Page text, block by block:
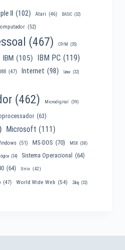
II (102) Atari (46) BASIC (32)
(52)
(467) CP/M (35)
IBM (105) IBM PC (119)
(47) Internet (98) Linux (32)
(462) Microdigital (39)
(63)
Microsoft (111)
(51) MS-DOS (70) MSX (38)
(34) Sistema Operacional (64)
(64) Unix (42)
(47) World Wide Web (54) Zilog (32)